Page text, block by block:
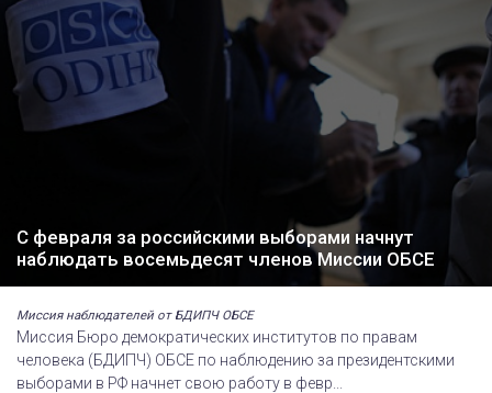
С февраля за российскими выборами начнут
наблюдать восемьдесят членов Миссии ОБСЕ
Миссия наблюдателей от БДИПЧ ОБСЕ
Миссия Бюро демократических институтов по правам
человека (БДИПЧ) ОБСЕ по наблюдению за президентскими
выборами в РФ начнет свою работу в февр...